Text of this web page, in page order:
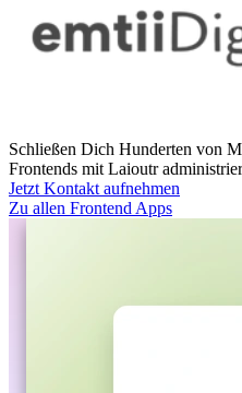
Schließen Dich Hunderten von
Frontends mit Laioutr
Jetzt Kontakt aufnehmen
Zu allen Frontend Apps